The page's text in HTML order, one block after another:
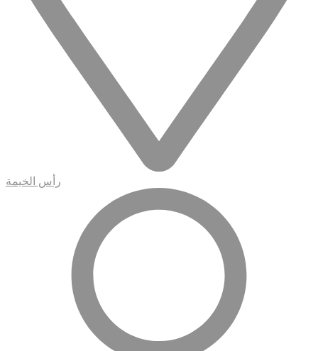
رأس الخيمة